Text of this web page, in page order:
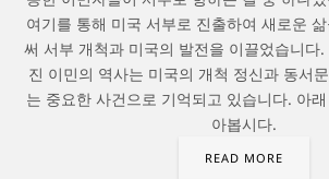
여기를 통해 미국 서부로 진출하여 새로운
써 서부 개척과 미국의 발전을 이끌었습니다
진 이민의 역사는 미국의 개척 정신과 동서
는 중요한 사건으로 기억되고 있습니다. 아
아봅시다.
READ MORE